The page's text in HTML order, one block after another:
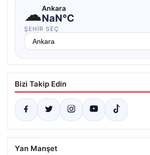
☁Ankara
NaN°C
ŞEHIR SEÇ
Bizi Takip Edin
Yan Manşet